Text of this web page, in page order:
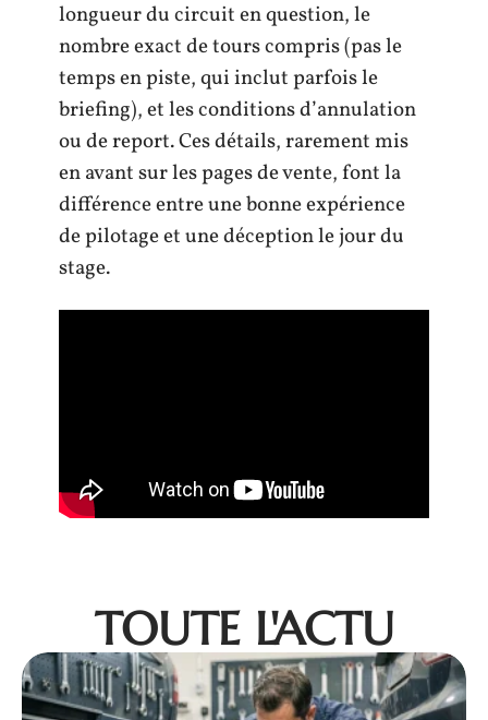
longueur du circuit en question, le
nombre exact de tours compris (pas le
temps en piste, qui inclut parfois le
briefing), et les conditions d’annulation
ou de report. Ces détails, rarement mis
en avant sur les pages de vente, font la
différence entre une bonne expérience
de pilotage et une déception le jour du
stage.
TOUTE L'ACTU